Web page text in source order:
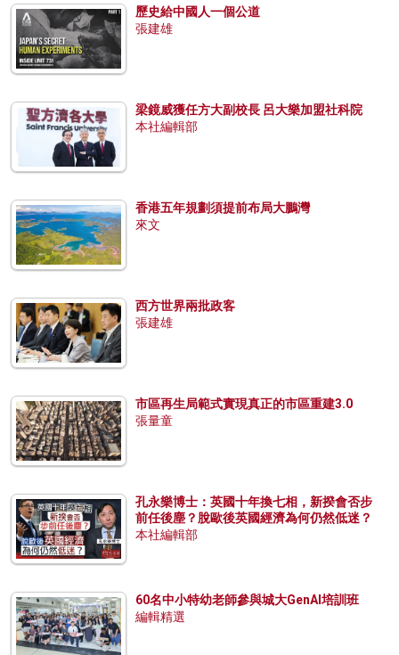
歷史給中國人一個公道
張建雄
梁鏡威獲任方大副校長 呂大樂加盟社科院
本社編輯部
香港五年規劃須提前布局大鵬灣
來文
西方世界兩批政客
張建雄
市區再生局範式實現真正的市區重建3.0
張量童
孔永樂博士：英國十年換七相，新揆會否步
前任後塵？脫歐後英國經濟為何仍然低迷？
本社編輯部
60名中小特幼老師參與城大GenAI培訓班
編輯精選